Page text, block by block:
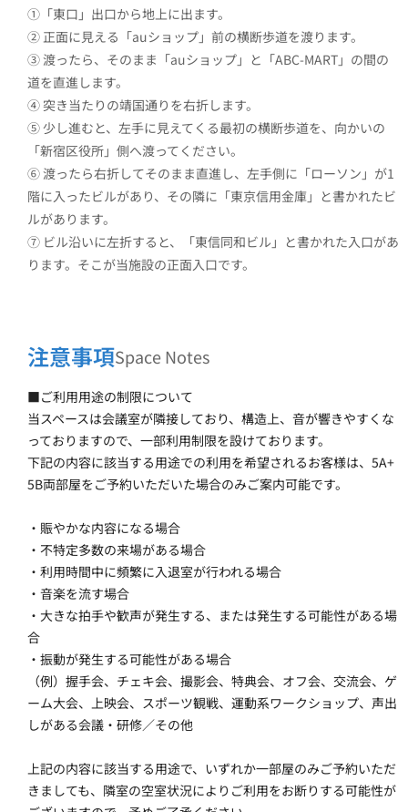
①「東口」出口から地上に出ます。
② 正面に見える「auショップ」前の横断歩道を渡ります。
③ 渡ったら、そのまま「auショップ」と「ABC-MART」の間の
道を直進します。
④ 突き当たりの靖国通りを右折します。
⑤ 少し進むと、左手に見えてくる最初の横断歩道を、向かいの
「新宿区役所」側へ渡ってください。
⑥ 渡ったら右折してそのまま直進し、左手側に「ローソン」が1
階に入ったビルがあり、その隣に「東京信用金庫」と書かれたビ
ルがあります。
⑦ ビル沿いに左折すると、「東信同和ビル」と書かれた入口があ
ります。そこが当施設の正面入口です。
注意事項Space Notes
■ご利用用途の制限について
当スペースは会議室が隣接しており、構造上、音が響きやすくな
っておりますので、一部利用制限を設けております。
下記の内容に該当する用途での利用を希望されるお客様は、5A+
5B両部屋をご予約いただいた場合のみご案内可能です。
・賑やかな内容になる場合
・不特定多数の来場がある場合
・利用時間中に頻繁に入退室が行われる場合
・音楽を流す場合
・大きな拍手や歓声が発生する、または発生する可能性がある場
合
・振動が発生する可能性がある場合
（例）握手会、チェキ会、撮影会、特典会、オフ会、交流会、ゲ
ーム大会、上映会、スポーツ観戦、運動系ワークショップ、声出
しがある会議・研修／その他
上記の内容に該当する用途で、いずれか一部屋のみご予約いただ
きましても、隣室の空室状況によりご利用をお断りする可能性が